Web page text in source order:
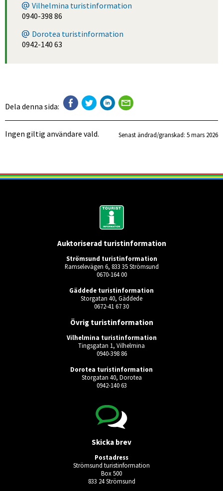
Vilhelmina turistinformation
0940-398 86
Dorotea turistinformation
0942-140 63
Dela denna sida:
Ingen giltig användare vald. Senast ändrad/granskad: 5 mars 2026
Auktoriserad turistinformation
Strömsund turistinformation
Ramselevägen 6, 833 35 Strömsund
0670-164 00
Gäddede turistinformation
Storgatan 40, Gäddede
0672-41 67 30
Övrig turistinformation
Vilhelmina turistinformation
Tingsgatan 1, Vilhelmina
0940-398 86
Dorotea turistinformation
Storgatan 40, Dorotea
0942-140 63
Skicka brev
Postadress
Strömsund turistinformation
Box 500
833 24 Strömsund